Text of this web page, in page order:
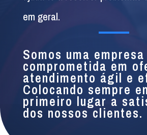
em geral.
Somos uma empresa
comprometida em
atendimento ágil e
Colocando sempre
primeiro lugar a
dos nossos clientes.